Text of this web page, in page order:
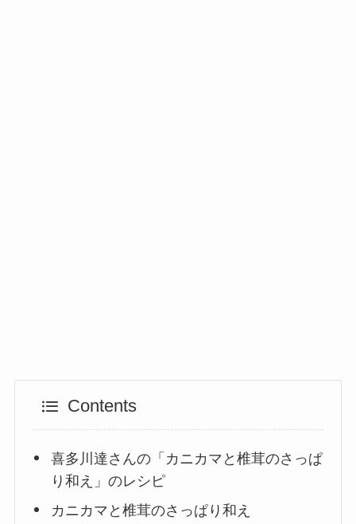
Contents
喜多川達さんの「カニカマと椎茸のさっぱ
り和え」のレシピ
カニカマと椎茸のさっぱり和え